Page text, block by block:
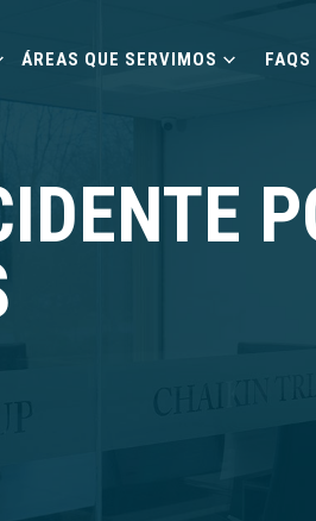
ÁREAS QUE SERVIMOS FAQS